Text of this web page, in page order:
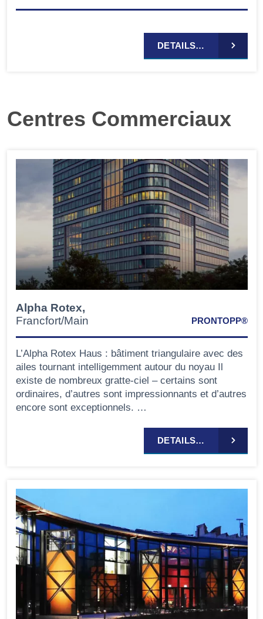
DETAILS…
Centres Commerciaux
Alpha Rotex,
Francfort/Main
PRONTOPP®
L’Alpha Rotex Haus : bâtiment triangulaire avec des
ailes tournant intelligemment autour du noyau Il
existe de nombreux gratte-ciel – certains sont
ordinaires, d’autres sont impressionnants et d’autres
encore sont exceptionnels. …
DETAILS…